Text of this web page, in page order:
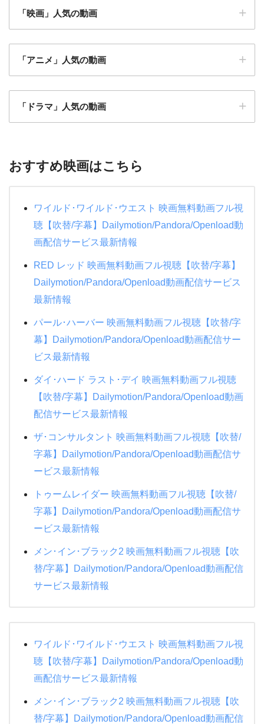
「映画」人気の動画
仮面ライダーアギト PROJECT G4
忍者戦隊カクレンジャー
特捜戦隊デカレンジャー 10 YEARS AFTER
ハリーポッターと賢者の石
ハリーポッターと炎のゴブレット
ミュージアム
DEATH NOTE デスノート
悪の教典
パイレーツオブカリビアン/最後の海賊
悲しき天使
ゴジラキングオブモンスターズ
ダブルフェイス 潜入者
NANA
トモダチゲーム
「アニメ」人気の動画
魔女の宅急便
イジング
もののけ姫
天空の城ラピュタ
アナと雪の女王２
タッチ
ギブリーズ episode2
紅の豚
クレヨンしんちゃん 電撃!ブタのヒヅメ大作戦
「ドラマ」人気の動画
絶対零度シーズン4
ＰＵ－ＰＵ－ＰＵ－
教場
24時間TV 2015 ドラマSP 母さん、俺は大丈夫
僕の生きる道
生まれる。
半沢直樹
恋におちたら~僕の成功の秘密~
ナニワ金融道
時をかける少女
ATARU SP ニューヨークからの挑戦状!!
赤めだか
相棒シーズン18
おすすめ映画はこちら
ワイルド･ワイルド･ウエスト 映画無料動画フル視
聴【吹替/字幕】Dailymotion/Pandora/Openload動
画配信サービス最新情報
RED レッド 映画無料動画フル視聴【吹替/字幕】
Dailymotion/Pandora/Openload動画配信サービス
最新情報
パール･ハーバー 映画無料動画フル視聴【吹替/字
幕】Dailymotion/Pandora/Openload動画配信サー
ビス最新情報
ダイ･ハード ラスト･デイ 映画無料動画フル視聴
【吹替/字幕】Dailymotion/Pandora/Openload動画
配信サービス最新情報
ザ･コンサルタント 映画無料動画フル視聴【吹替/
字幕】Dailymotion/Pandora/Openload動画配信サ
ービス最新情報
トゥームレイダー 映画無料動画フル視聴【吹替/
字幕】Dailymotion/Pandora/Openload動画配信サ
ービス最新情報
メン･イン･ブラック2 映画無料動画フル視聴【吹
替/字幕】Dailymotion/Pandora/Openload動画配信
サービス最新情報
ワイルド･ワイルド･ウエスト 映画無料動画フル視
聴【吹替/字幕】Dailymotion/Pandora/Openload動
画配信サービス最新情報
メン･イン･ブラック2 映画無料動画フル視聴【吹
替/字幕】Dailymotion/Pandora/Openload動画配信